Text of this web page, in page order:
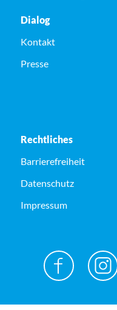
Dialog
Kontakt
Presse
Rechtliches
Barrierefreiheit
Datenschutz
Impressum